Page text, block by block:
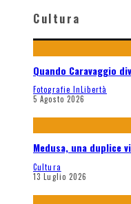
Cultura
Quando Caravaggio
Fotografie InLibertà
5 Agosto 2026
Medusa, una duplice
Cultura
13 Luglio 2026